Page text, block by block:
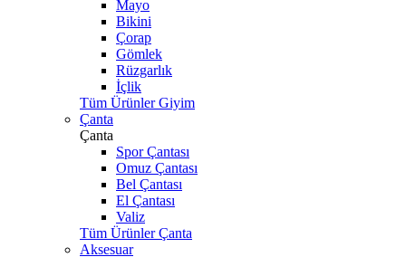
Mayo
Bikini
Çorap
Gömlek
Rüzgarlık
İçlik
Tüm Ürünler Giyim
Çanta
Çanta
Spor Çantası
Omuz Çantası
Bel Çantası
El Çantası
Valiz
Tüm Ürünler Çanta
Aksesuar